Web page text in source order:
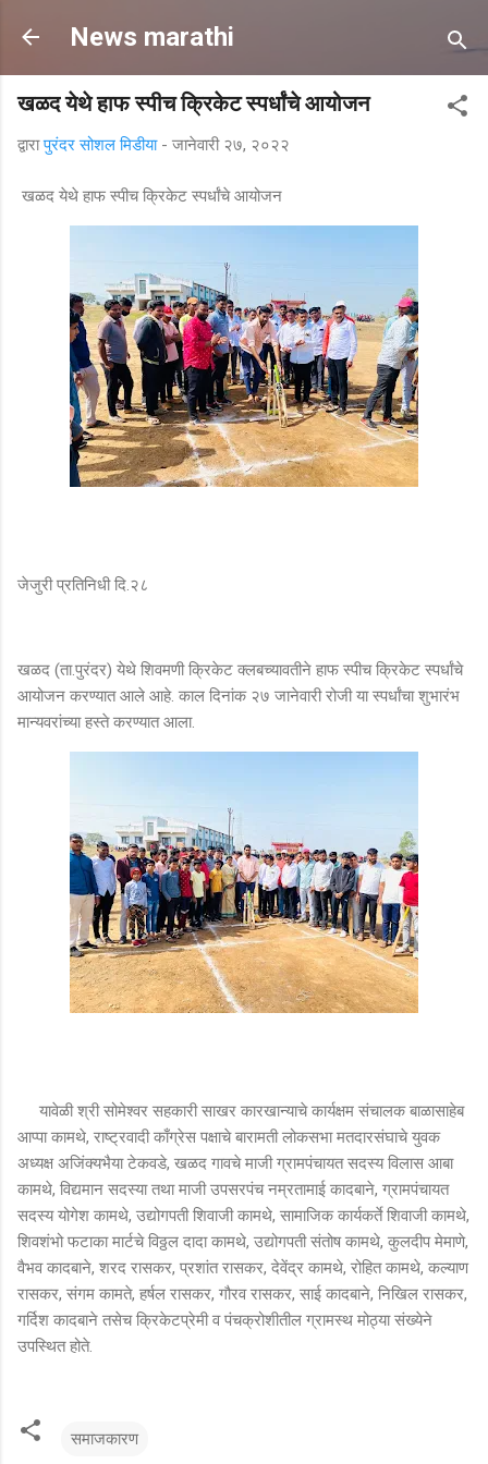
मुख्य सामग्रीवर वगळा
News marathi
खळद येथे हाफ स्पीच क्रिकेट स्पर्धांचे आयोजन
द्वारापुरंदर सोशल मिडीया - जानेवारी २७, २०२२
खळद येथे हाफ स्पीच क्रिकेट स्पर्धांचे आयोजन
जेजुरी प्रतिनिधी दि.२८
खळद (ता.पुरंदर) येथे शिवमणी क्रिकेट क्लबच्यावतीने हाफ स्पीच क्रिकेट स्पर्धांचे
आयोजन करण्यात आले आहे. काल दिनांक २७ जानेवारी रोजी या स्पर्धांचा शुभारंभ
मान्यवरांच्या हस्ते करण्यात आला.
यावेळी श्री सोमेश्वर सहकारी साखर कारखान्याचे कार्यक्षम संचालक बाळासाहेब
आप्पा कामथे, राष्ट्रवादी काँग्रेस पक्षाचे बारामती लोकसभा मतदारसंघाचे युवक
अध्यक्ष अजिंक्यभैया टेकवडे, खळद गावचे माजी ग्रामपंचायत सदस्य विलास आबा
कामथे, विद्यमान सदस्या तथा माजी उपसरपंच नम्रतामाई कादबाने, ग्रामपंचायत
सदस्य योगेश कामथे, उद्योगपती शिवाजी कामथे, सामाजिक कार्यकर्ते शिवाजी कामथे,
शिवशंभो फटाका मार्टचे विठ्ठल दादा कामथे, उद्योगपती संतोष कामथे, कुलदीप मेमाणे,
वैभव कादबाने, शरद रासकर, प्रशांत रासकर, देवेंद्र कामथे, रोहित कामथे, कल्याण
रासकर, संगम कामते, हर्षल रासकर, गौरव रासकर, साई कादबाने, निखिल रासकर,
गर्दिश कादबाने तसेच क्रिकेटप्रेमी व पंचक्रोशीतील ग्रामस्थ मोठ्या संख्येने
उपस्थित होते.
समाजकारण